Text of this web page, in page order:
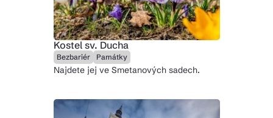
Kostel sv. Ducha
Bezbariér Památky
Najdete jej ve Smetanových sadech.